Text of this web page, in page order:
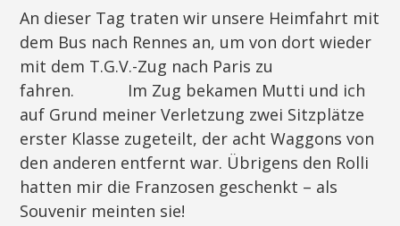
An dieser Tag traten wir unsere Heimfahrt mit
dem Bus nach Rennes an, um von dort wieder
mit dem T.G.V.-Zug nach Paris zu
fahren. Im Zug bekamen Mutti und ich
auf Grund meiner Verletzung zwei Sitzplätze
erster Klasse zugeteilt, der acht Waggons von
den anderen entfernt war. Übrigens den Rolli
hatten mir die Franzosen geschenkt – als
Souvenir meinten sie!